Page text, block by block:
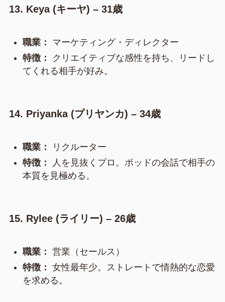
13. Keya (キーヤ) – 31歳
職業：
マーケティング・ディレクター
特徴：
クリエイティブな感性を持ち、リードし
てくれる相手が好み。
14. Priyanka (プリヤンカ) – 34歳
職業：
リクルーター
特徴：
人を見抜くプロ。ポッドの会話で相手の
本質を見極める。
15. Rylee (ライリー) – 26歳
職業： 営業（セールス）
特徴： 女性最年少。ストレートで情熱的な恋愛
を求める。